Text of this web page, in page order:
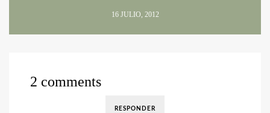
16 JULIO, 2012
2 comments
RESPONDER